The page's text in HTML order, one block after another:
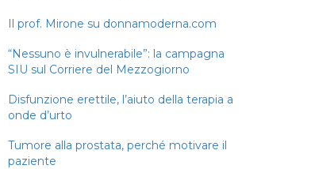
Il prof. Mirone su donnamoderna.com
“Nessuno è invulnerabile”: la campagna
SIU sul Corriere del Mezzogiorno
Disfunzione erettile, l’aiuto della terapia a
onde d’urto
Tumore alla prostata, perché motivare il
paziente